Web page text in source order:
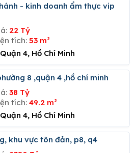
22 Tỷ
tích: 53 m²
4, Hồ Chí Minh
8 ,quận 4 ,hồ chí minh
38 Tỷ
tích: 49.2 m²
4, Hồ Chí Minh
khu vực tôn đản, p8, q4